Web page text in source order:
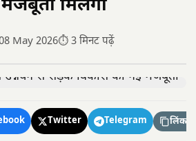
मिलेगी
May 2026⏱️ 3 मिनट पढ़ें
Twitter Telegram लिंक